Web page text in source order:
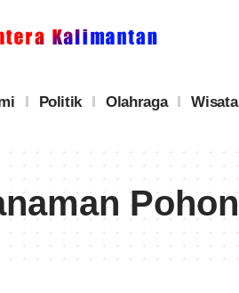
Politik Olahraga Wisata
Pohon